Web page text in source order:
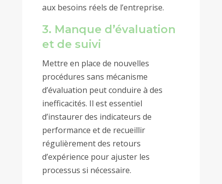
aux besoins réels de l’entreprise.
3. Manque d’évaluation
et de suivi
Mettre en place de nouvelles
procédures sans mécanisme
d’évaluation peut conduire à des
inefficacités. Il est essentiel
d’instaurer des indicateurs de
performance et de recueillir
régulièrement des retours
d’expérience pour ajuster les
processus si nécessaire.